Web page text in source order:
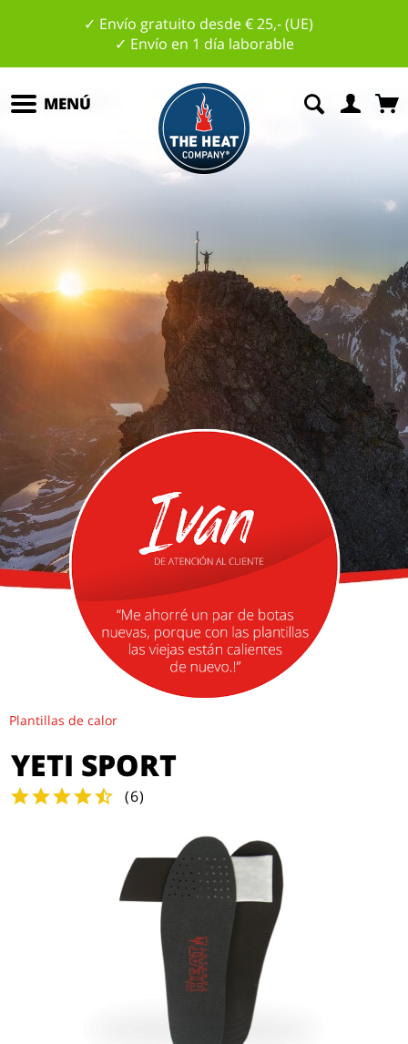
✓ Envío gratuito desde € 25,- (UE)
✓ Envío en 1 día laborable
MENÚ
Plantillas de calor
YETI SPORT
(6)